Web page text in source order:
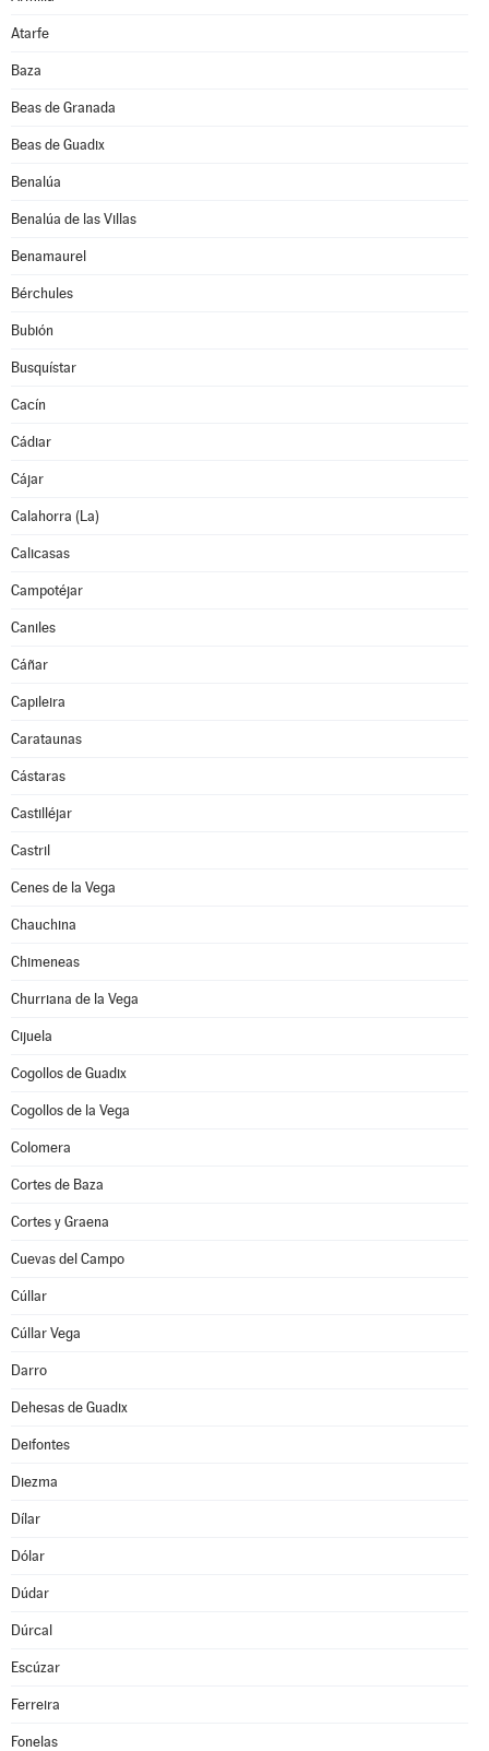
Atarfe
Baza
Beas de Granada
Beas de Guadix
Benalúa
Benalúa de las Villas
Benamaurel
Bérchules
Bubión
Busquístar
Cacín
Cádiar
Cájar
Calahorra (La)
Calicasas
Campotéjar
Caniles
Cáñar
Capileira
Carataunas
Cástaras
Castilléjar
Castril
Cenes de la Vega
Chauchina
Chimeneas
Churriana de la Vega
Cijuela
Cogollos de Guadix
Cogollos de la Vega
Colomera
Cortes de Baza
Cortes y Graena
Cuevas del Campo
Cúllar
Cúllar Vega
Darro
Dehesas de Guadix
Deifontes
Diezma
Dílar
Dólar
Dúdar
Dúrcal
Escúzar
Ferreira
Fonelas